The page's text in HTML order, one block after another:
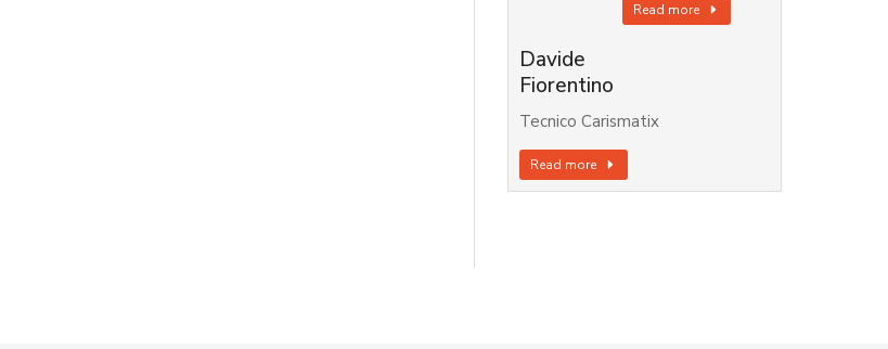
Read more
Davide
Fiorentino
Tecnico Carismatix
Read more